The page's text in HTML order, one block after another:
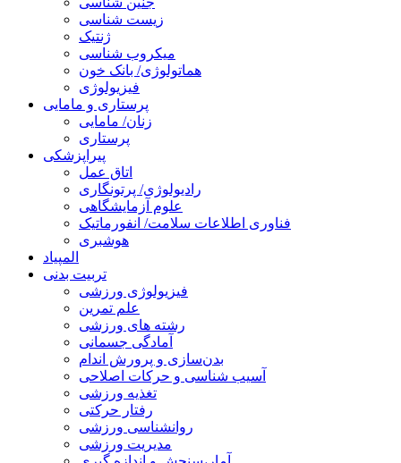
زیست شناسی
ژنتیک
میکروب شناسی
هماتولوژی/ بانک خون
فیزیولوژی
پرستاری و مامایی
زنان/ مامایی
پرستاری
پیراپزشکی
اتاق عمل
رادیولوژی/ پرتونگاری
علوم آزمایشگاهی
فناوری اطلاعات سلامت/ انفورماتیک
هوشبری
المپیاد
تربیت بدنی
فیزیولوژی ورزشی
علم تمرین
رشته های ورزشی
آمادگی جسمانی
بدن‌سازی و پرورش اندام
آسیب شناسی و حرکات اصلاحی
تغذیه ورزشی
رفتار حرکتی
روانشناسی ورزشی
مدیریت ورزشی